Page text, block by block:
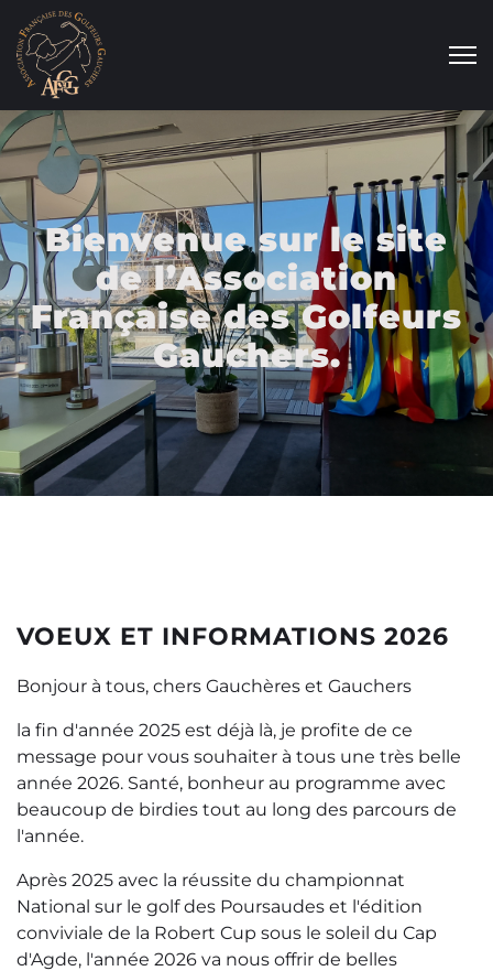
Bienvenue sur le site
de l’Association
Française des Golfeurs
Gauchers.
VOEUX ET INFORMATIONS 2026
Bonjour à tous, chers Gauchères et Gauchers
la fin d'année 2025 est déjà là, je profite de ce
message pour vous souhaiter à tous une très belle
année 2026. Santé, bonheur au programme avec
beaucoup de birdies tout au long des parcours de
l'année.
Après 2025 avec la réussite du championnat
National sur le golf des Poursaudes et l'édition
conviviale de la Robert Cup sous le soleil du Cap
d'Agde, l'année 2026 va nous offrir de belles